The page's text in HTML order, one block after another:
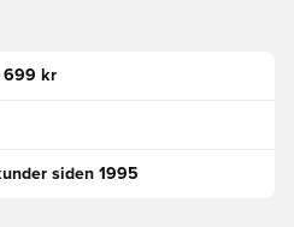
699 kr
siden 1995